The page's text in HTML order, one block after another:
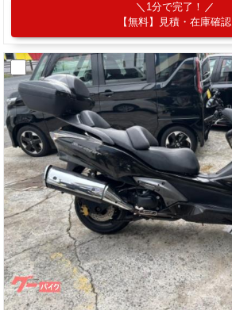
1分で完了！
【無料】見積・在庫確認